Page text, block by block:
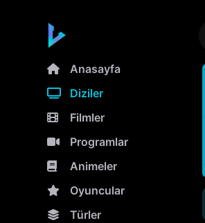
Anasayfa
Diziler
Filmler
Programlar
Animeler
Oyuncular
Türler